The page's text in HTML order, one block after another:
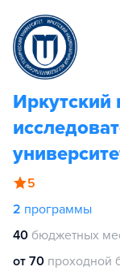
5
2 программы
40 бюджетных
от 70 проходной